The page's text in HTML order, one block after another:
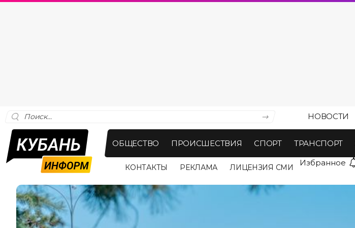
НОВОСТИ
ОБЩЕСТВО ПРОИСШЕСТВИЯ СПОРТ ТРАНСПОРТ
КОНТАКТЫ РЕКЛАМА ЛИЦЕНЗИЯ СМИ Избранное